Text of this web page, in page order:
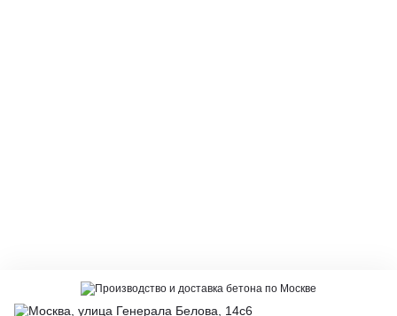
Производство и доставка бетона по Москве
Москва, улица Генерала Белова, 14с6